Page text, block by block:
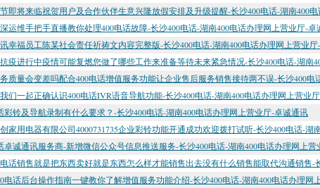
即将来临祝贺用户及合作伙伴生意兴隆放假安排及升级提醒-长沙400电话-湖南400
运维手把手直播教你处理400电话故障-长沙400电话-湖南400电话办理网上营业厅-卓
幸福员工陈某社会责任祈祷文内容完整版-长沙400电话-湖南400电话办理网上营业
疫进行中疫情可能复燃您做了哪些工作来准备等待未来紧急情况-长沙400电话-湖南
质量会变差吗配合400电话增值服务功能让企业售后服务销售接待两不误-长沙400
们一起正确认识400电话IVR语音导航功能-长沙400电话-湖南400电话办理网上营业
彩铃及导航录制有什么要求？-长沙400电话-湖南400电话办理网上营业厅-卓诚通讯
家用电器有限公司4000731735企业彩铃功能开通成功欢迎拨打试听-长沙400电话-湖
卓诚通讯服务商-新增微信公众号信息推送服务-长沙400电话-湖南400电话办理网上营
话销售就是把东西卖好就是东西怎么样才能销售出去没有什么销售能取代沟通销售
电话后台操作指南一键教你了解增值服务功能介绍-长沙400电话-湖南400电话办理网